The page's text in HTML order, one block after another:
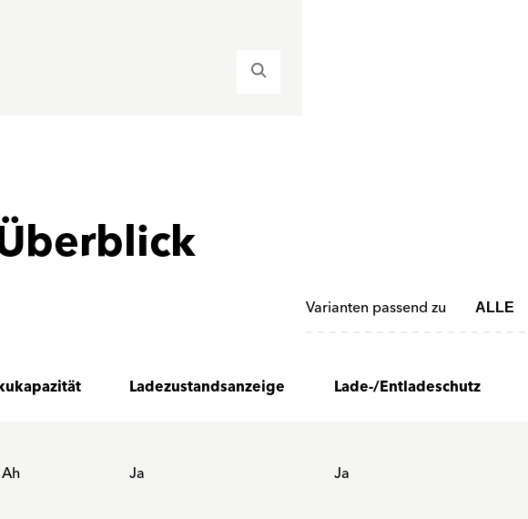
Varianten passend zu
Ladezustandsanzeige Lade-/Entladeschutz
Ja Ja